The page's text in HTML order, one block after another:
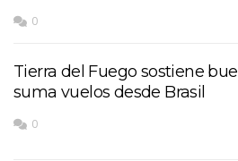
0
Tierra del Fuego sostiene
suma vuelos desde Brasil
0